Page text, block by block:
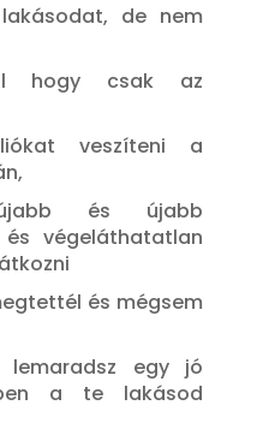
de nem
hogy csak az
veszíteni a
és újabb
végeláthatatlan
és mégsem
egy jó
a te lakásod